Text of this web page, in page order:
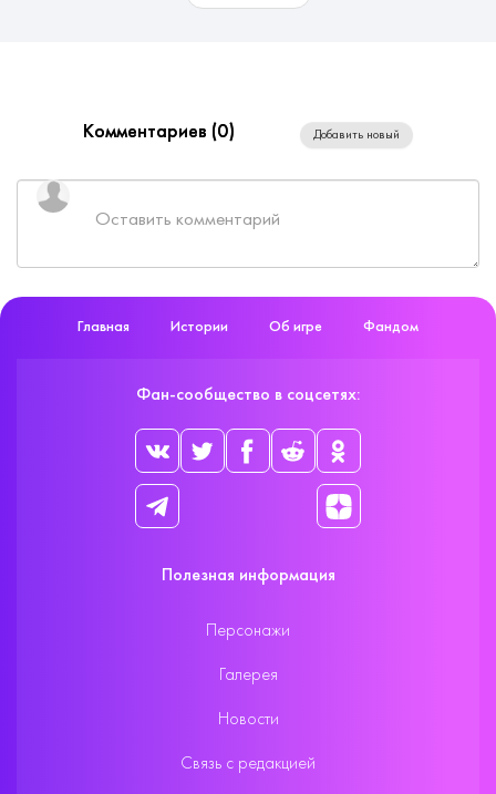
Комментариев (0) Добавить новый
Главная Истории Об игре Фандом
Фан-сообщество в соцсетях:
Полезная информация
Персонажи
Галерея
Новости
Связь с редакцией